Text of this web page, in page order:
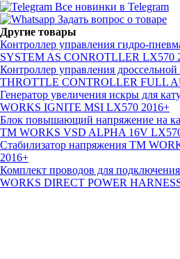
Все новинки в Telegram
Задать вопрос о товаре
Другие товары
Контроллер управления гидро-
SYSTEM AS CONROTLLER LX570
Контроллер управления
THROTTLE CONTROLLER FULL
Генератор увеличения искры для
WORKS IGNITE MSI LX570 2016+
Блок повышающий напряжение на
TM WORKS VSD ALPHA 16V
Стабилизатор напряжения TM
2016+
Комплект проводов для
WORKS DIRECT POWER